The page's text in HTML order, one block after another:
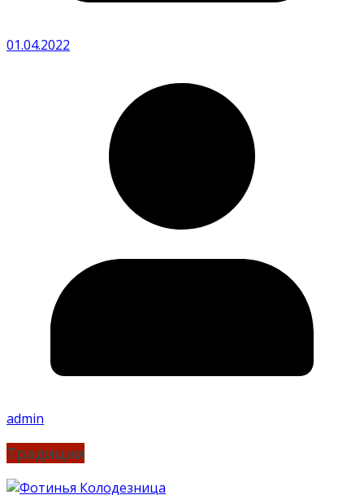
01.04.2022
admin
Традиции